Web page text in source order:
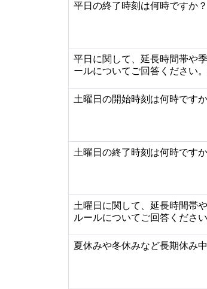
平日の終了時刻は何時ですか？
平日に関して、延長時間帯や
ールについてご回答ください
土曜日の開始時刻は何時です
土曜日の終了時刻は何時です
土曜日に関して、延長時間帯
ルールについてご回答くださ
夏休みや冬休みなど長期休み